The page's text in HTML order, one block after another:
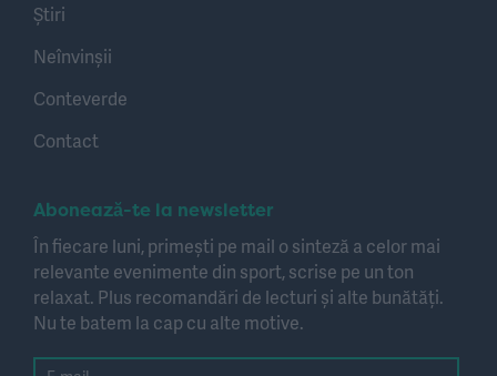
Știri
Neînvinșii
Conteverde
Contact
Abonează-te la newsletter
În fiecare luni, primești pe mail o sinteză a celor mai
relevante evenimente din sport, scrise pe un ton
relaxat. Plus recomandări de lecturi și alte bunătăți.
Nu te batem la cap cu alte motive.